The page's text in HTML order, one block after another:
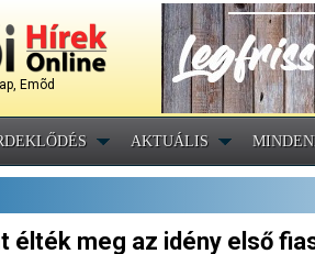
Emõd
AKTUÁLIS
élték meg az idény első